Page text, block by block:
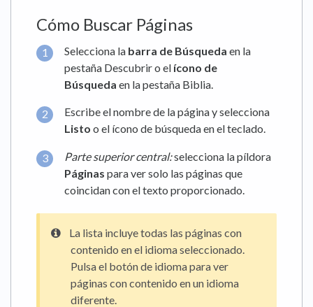
Cómo Buscar Páginas
Selecciona la barra de Búsqueda en la
pestaña Descubrir o el ícono de
Búsqueda en la pestaña Biblia.
Escribe el nombre de la página y selecciona
Listo o el ícono de búsqueda en el teclado.
Parte superior central:selecciona la píldora
Páginas para ver solo las páginas que
coincidan con el texto proporcionado.
La lista incluye todas las páginas con
contenido en el idioma seleccionado.
Pulsa el botón de idioma para ver
páginas con contenido en un idioma
diferente.